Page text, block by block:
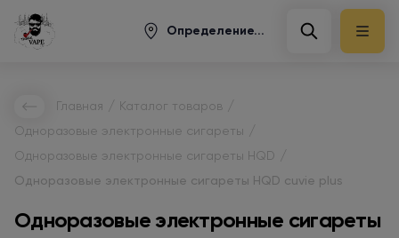
Определение...
Главная Каталог товаров
Одноразовые электронные сигареты
Одноразовые электронные сигареты HQD
Одноразовые электронные сигареты HQD cuvie plus
Одноразовые электронные сигареты